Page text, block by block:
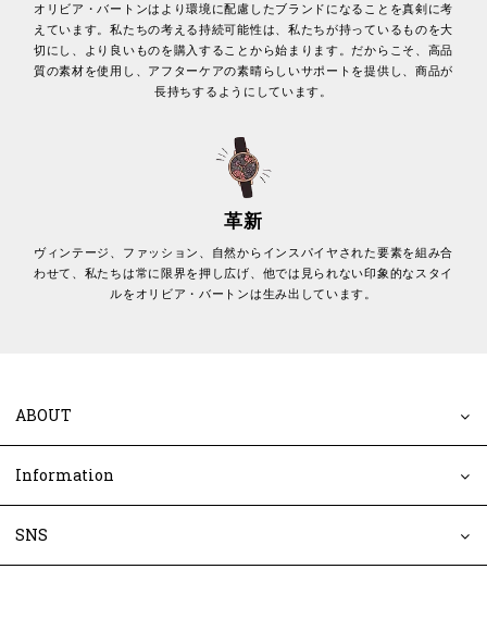
オリビア・バートンはより環境に配慮したブランドになることを真剣に考
えています。私たちの考える持続可能性は、私たちが持っているものを大
切にし、より良いものを購入することから始まります。だからこそ、高品
質の素材を使用し、アフターケアの素晴らしいサポートを提供し、商品が
長持ちするようにしています。
革新
ヴィンテージ、ファッション、自然からインスパイヤされた要素を組み合
わせて、私たちは常に限界を押し広げ、他では見られない印象的なスタイ
ルをオリビア・バートンは生み出しています。
ABOUT
Information
SNS